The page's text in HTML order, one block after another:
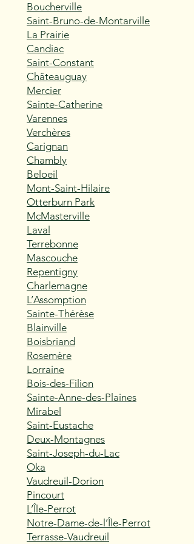
Boucherville
Saint-Bruno-de-Montarville
La Prairie
Candiac
Saint-Constant
Châteauguay
Mercier
Sainte-Catherine
Varennes
Verchères
Carignan
Chambly
Beloeil
Mont-Saint-Hilaire
Otterburn Park
McMasterville
Laval
Terrebonne
Mascouche
Repentigny
Charlemagne
L’Assomption
Sainte-Thérèse
Blainville
Boisbriand
Rosemère
Lorraine
Bois-des-Filion
Sainte-Anne-des-Plaines
Mirabel
Saint-Eustache
Deux-Montagnes
Saint-Joseph-du-Lac
Oka
Vaudreuil-Dorion
Pincourt
L’Île-Perrot
Notre-Dame-de-l’Île-Perrot
Terrasse-Vaudreuil